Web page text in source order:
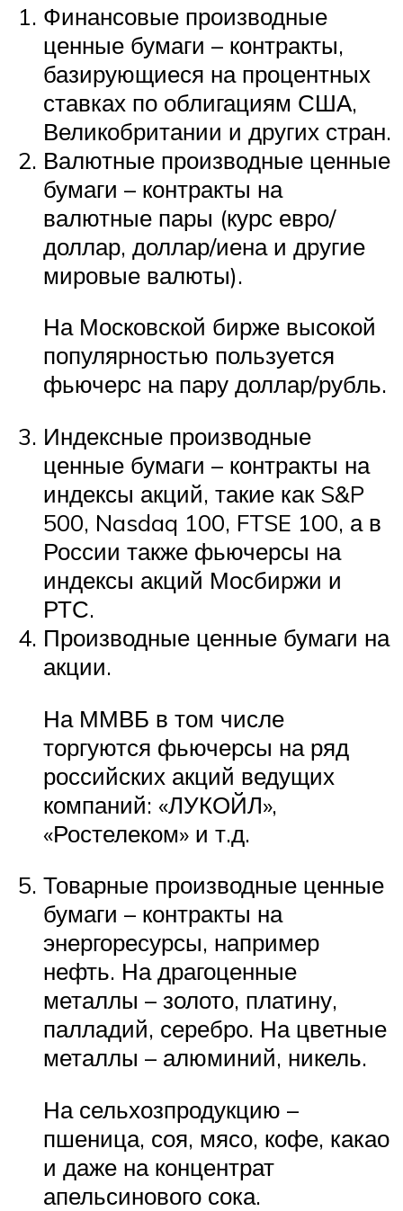
Финансовые производные
ценные бумаги – контракты,
базирующиеся на процентных
ставках по облигациям США,
Великобритании и других стран.
Валютные производные ценные
бумаги – контракты на
валютные пары (курс евро/
доллар, доллар/иена и другие
мировые валюты).
На Московской бирже высокой
популярностью пользуется
фьючерс на пару доллар/рубль.
Индексные производные
ценные бумаги – контракты на
индексы акций, такие как S&P
500, Nasdaq 100, FTSE 100, а в
России также фьючерсы на
индексы акций Мосбиржи и
РТС.
Производные ценные бумаги на
акции.
На ММВБ в том числе
торгуются фьючерсы на ряд
российских акций ведущих
компаний: «ЛУКОЙЛ»,
«Ростелеком» и т.д.
Товарные производные ценные
бумаги – контракты на
энергоресурсы, например
нефть. На драгоценные
металлы – золото, платину,
палладий, серебро. На цветные
металлы – алюминий, никель.
На сельхозпродукцию –
пшеница, соя, мясо, кофе, какао
и даже на концентрат
апельсинового сока.